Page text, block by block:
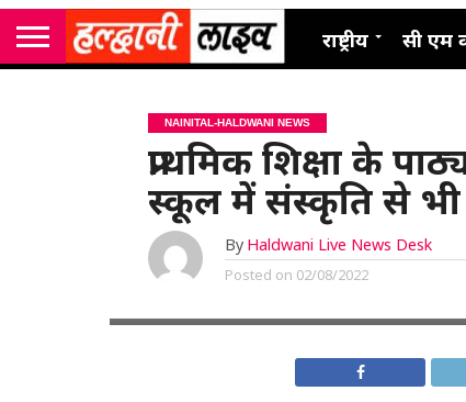
राष्ट्रीय सी एम
NAINITAL-HALDWANI NEWS
प्राथमिक शिक्षा के
स्कूल में संस्कृति से
By Haldwani Live News Desk
Posted on 02/08/2022